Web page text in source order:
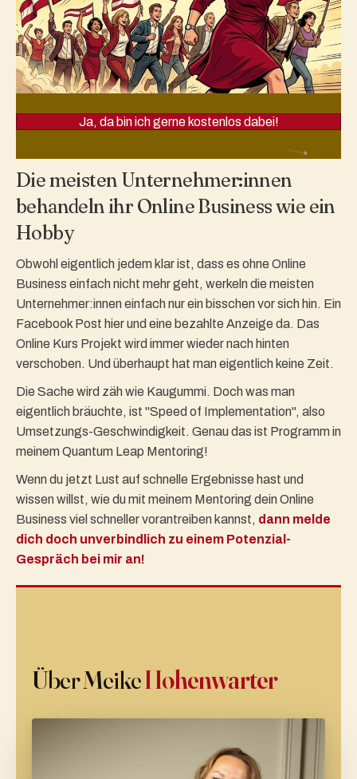
Ja, da bin ich gerne kostenlos dabei!
Die meisten Unternehmer:innen
behandeln ihr Online Business wie ein
Hobby
Obwohl eigentlich jedem klar ist, dass es ohne Online
Business einfach nicht mehr geht, werkeln die meisten
Unternehmer:innen einfach nur ein bisschen vor sich hin. Ein
Facebook Post hier und eine bezahlte Anzeige da. Das
Online Kurs Projekt wird immer wieder nach hinten
verschoben. Und überhaupt hat man eigentlich keine Zeit.
Die Sache wird zäh wie Kaugummi. Doch was man
eigentlich bräuchte, ist "Speed of Implementation", also
Umsetzungs-Geschwindigkeit. Genau das ist Programm in
meinem Quantum Leap Mentoring!
Wenn du jetzt Lust auf schnelle Ergebnisse hast und
wissen willst, wie du mit meinem Mentoring dein Online
Business viel schneller vorantreiben kannst, dann melde
dich doch unverbindlich zu einem Potenzial-
Gespräch bei mir an!
Über MeikeHohenwarter